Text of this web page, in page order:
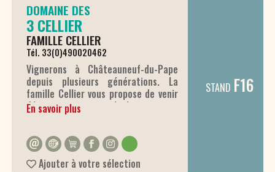
DOMAINE DES
3 CELLIER
FAMILLE CELLIER
Tél. 33(0)490020462
Vignerons à Châteauneuf-du-Pape
depuis plusieurs générations. La
famille Cellier vous propose de venir
déguster ses vins biologiques en
Châteauneuf-duPape (blanc et
Vin de France (rosé et rouge).
En savoir plus
Ajouter à votre sélection
STAND F16